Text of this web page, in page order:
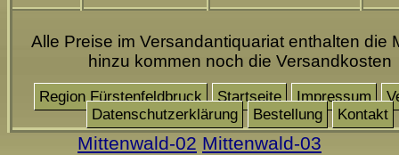
Alle Preise im Versandantiquariat enthalten die
hinzu kommen noch die Versandkosten
Region Fürstenfeldbruck Startseite Impressum
Datenschutzerklärung
Bestellung Kontakt
Mittenwald-02 Mittenwald-03